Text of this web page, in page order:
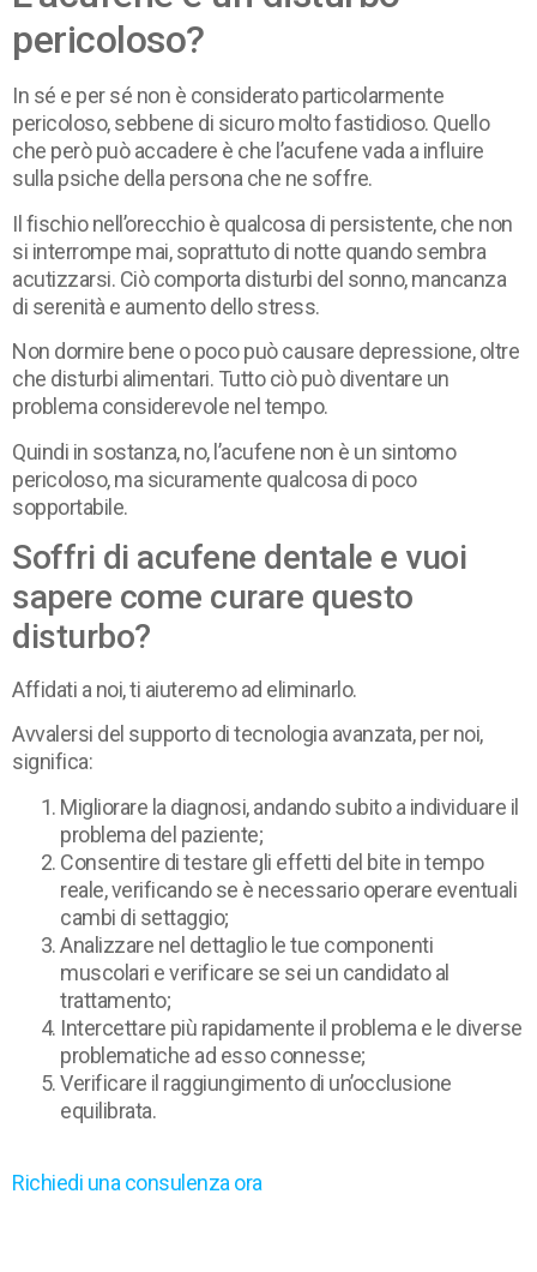
pericoloso?
In sé e per sé non è considerato particolarmente
pericoloso, sebbene di sicuro molto fastidioso. Quello
che però può accadere è che l’acufene vada a influire
sulla psiche della persona che ne soffre.
Il fischio nell’orecchio è qualcosa di persistente, che non
si interrompe mai, soprattuto di notte quando sembra
acutizzarsi. Ciò comporta disturbi del sonno, mancanza
di serenità e aumento dello stress.
Non dormire bene o poco può causare depressione, oltre
che disturbi alimentari. Tutto ciò può diventare un
problema considerevole nel tempo.
Quindi in sostanza, no, l’acufene non è un sintomo
pericoloso, ma sicuramente qualcosa di poco
sopportabile.
Soffri di acufene dentale e vuoi
sapere come curare questo
disturbo?
Affidati a noi, ti aiuteremo ad eliminarlo.
Avvalersi del supporto di tecnologia avanzata, per noi,
significa:
Migliorare la diagnosi, andando subito a individuare il
problema del paziente;
Consentire di testare gli effetti del bite in tempo
reale, verificando se è necessario operare eventuali
cambi di settaggio;
Analizzare nel dettaglio le tue componenti
muscolari e verificare se sei un candidato al
trattamento;
Intercettare più rapidamente il problema e le diverse
problematiche ad esso connesse;
Verificare il raggiungimento di un’occlusione
equilibrata.
Richiedi una consulenza ora